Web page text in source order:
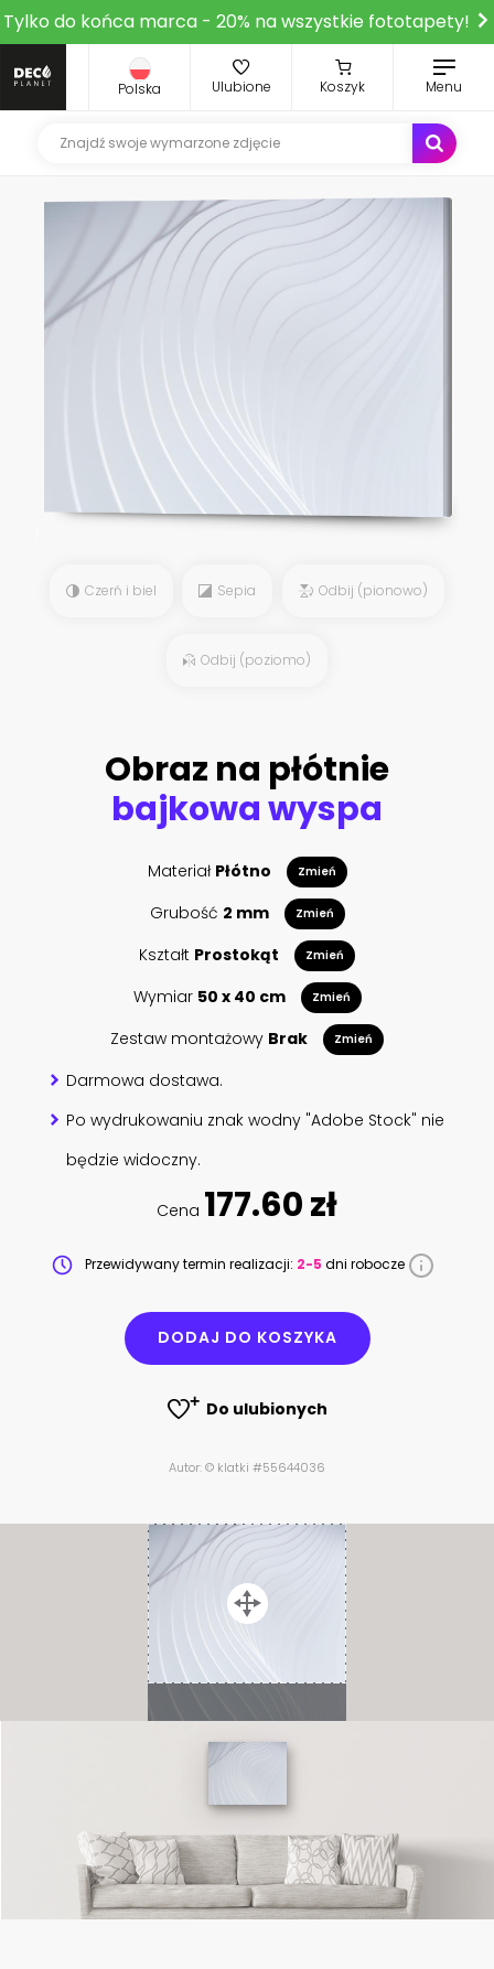
Tylko do końca marca - 20% na wszystkie fototapety!
Polska Ulubione Koszyk Menu
Czerń i biel Sepia Odbij (pionowo)
Odbij (poziomo)
Obraz na płótnie
bajkowa wyspa
Materiał Płótno Zmień
Grubość 2 mm Zmień
Kształt Prostokąt Zmień
Wymiar 50 x 40 cm Zmień
Zestaw montażowy Brak Zmień
Darmowa dostawa.
Po wydrukowaniu znak wodny "Adobe Stock" nie
będzie widoczny.
Cena 177.60 zł
Przewidywany termin realizacji: 2-5 dni robocze
DODAJ DO KOSZYKA
Do ulubionych
Autor: © klatki #55644036